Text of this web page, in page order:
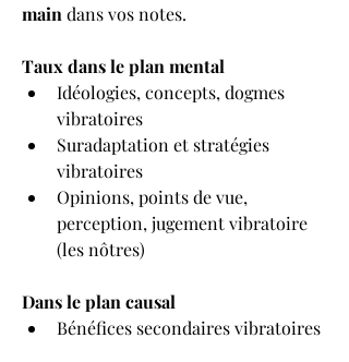
main dans vos notes.
Taux dans le plan mental
Idéologies, concepts, dogmes
vibratoires
Suradaptation et stratégies
vibratoires
Opinions, points de vue,
perception, jugement vibratoire
(les nôtres)
Dans le plan causal
Bénéfices secondaires vibratoires